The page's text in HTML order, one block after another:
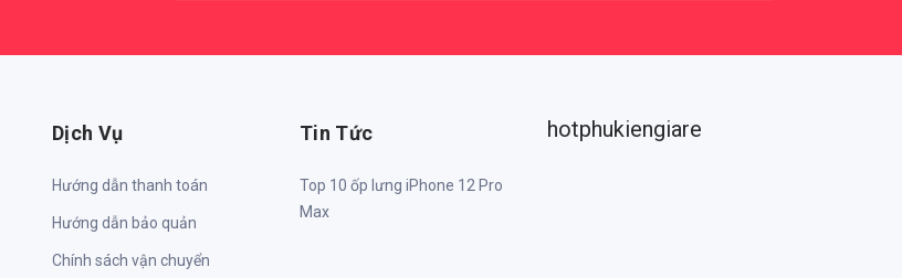
Dịch Vụ
Hướng dẫn thanh toán
Hướng dẫn bảo quản
Chính sách vận chuyển
Tin Tức
Top 10 ốp lưng iPhone 12 Pro
Max
hotphukiengiare